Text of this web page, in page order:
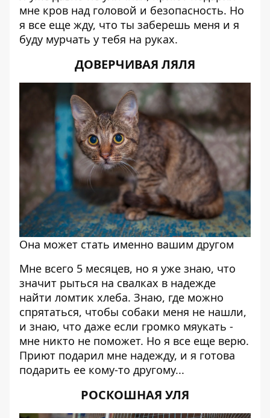
мне кров над головой и безопасность. Но
я все еще жду, что ты заберешь меня и я
буду мурчать у тебя на руках.
ДОВЕРЧИВАЯ ЛЯЛЯ
Она может стать именно вашим другом
Мне всего 5 месяцев, но я уже знаю, что
значит рыться на свалках в надежде
найти ломтик хлеба. Знаю, где можно
спрятаться, чтобы собаки меня не нашли,
и знаю, что даже если громко мяукать -
мне никто не поможет. Но я все еще верю.
Приют подарил мне надежду, и я готова
подарить ее кому-то другому...
РОСКОШНАЯ УЛЯ